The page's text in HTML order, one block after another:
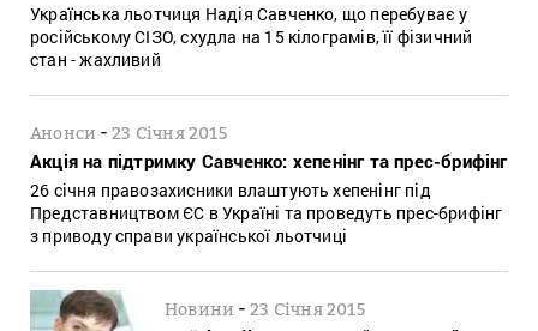
Українська льотчиця Надія Савченко, що перебуває у
російському СІЗО, схудла на 15 кілограмів, її фізичний
стан - жахливий
Анонси -23 Січня 2015
Акція на підтримку Савченко: хепенінг та прес-брифінг
26 січня правозахисники влаштують хепенінг під
Представництвом ЄС в Україні та проведуть прес-брифінг
з приводу справи української льотчиці
Новини -23 Січня 2015